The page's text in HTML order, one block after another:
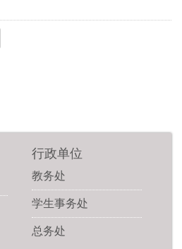
行政单位
教务处
学生事务处
总务处